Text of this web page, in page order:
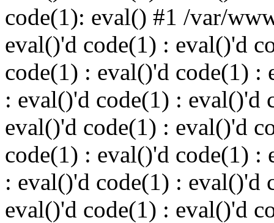
code(1): eval() #1 /var/
eval()'d code(1) : eval()'d
code(1) : eval()'d code(1) :
: eval()'d code(1) : eval()'d
eval()'d code(1) : eval()'d
code(1) : eval()'d code(1) :
: eval()'d code(1) : eval()'d
eval()'d code(1) : eval()'d